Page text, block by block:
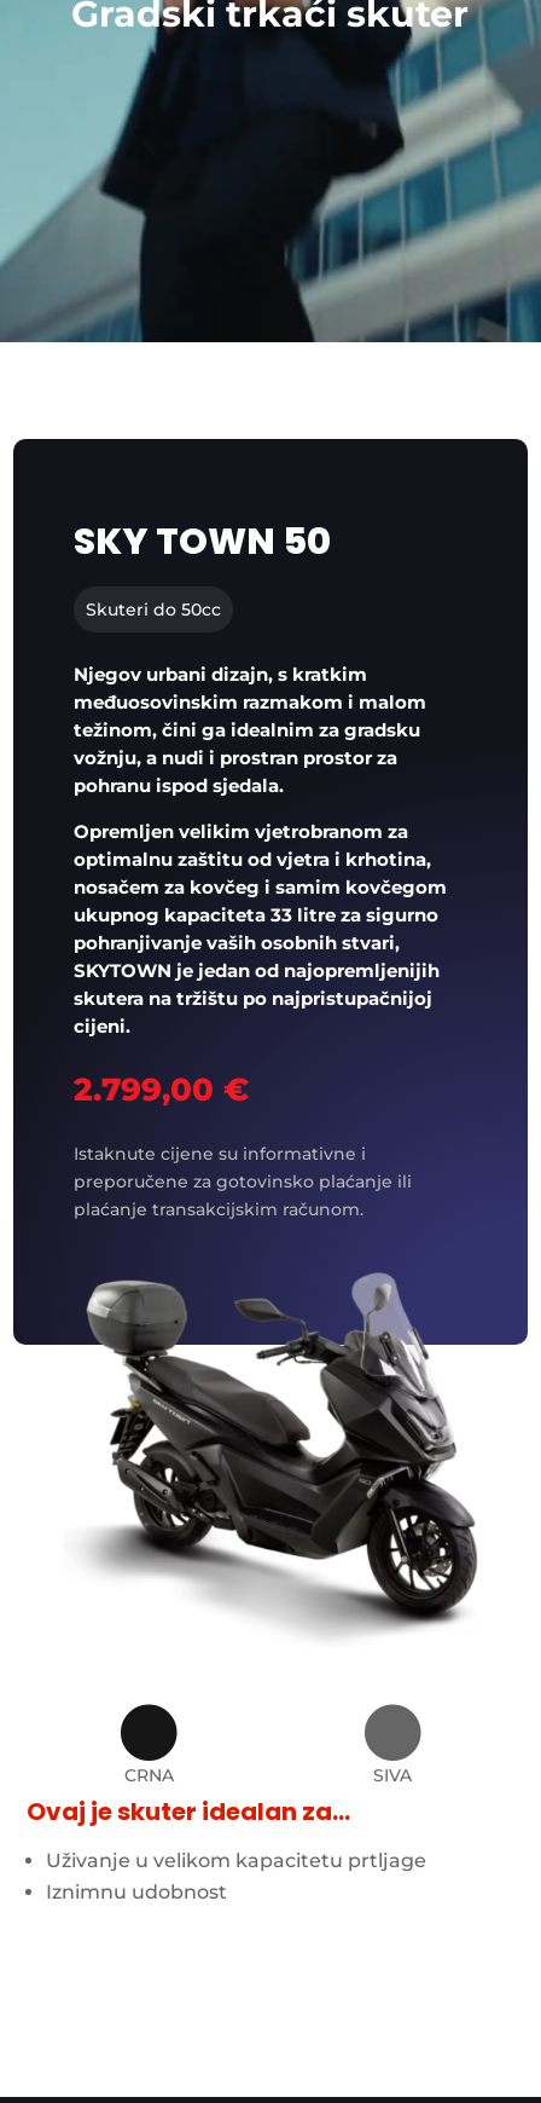
Gradski trkaći skuter
SKY TOWN 50
Skuteri do 50cc
Njegov urbani dizajn, s kratkim
međuosovinskim razmakom i malom
težinom, čini ga idealnim za gradsku
vožnju, a nudi i prostran prostor za
pohranu ispod sjedala.
Opremljen velikim vjetrobranom za
optimalnu zaštitu od vjetra i krhotina,
nosačem za kovčeg i samim kovčegom
ukupnog kapaciteta 33 litre za sigurno
pohranjivanje vaših osobnih stvari,
SKYTOWN je jedan od najopremljenijih
skutera na tržištu po najpristupačnijoj
cijeni.
2.799,00€
Istaknute cijene su informativne i
preporučene za gotovinsko plaćanje ili
plaćanje transakcijskim računom.
Ovaj je skuter idealan za…
Uživanje u velikom kapacitetu prtljage
Iznimnu udobnost

CRNA

SIVA